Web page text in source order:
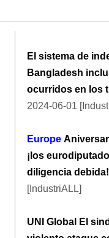
El sistema de
Bangladesh
ocurridos en los
2024-06-01
Europe
¡los
diligencia debida!
[IndustriALL]
UNI Global El